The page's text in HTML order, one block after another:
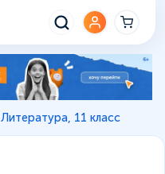
Литература, 11 класс